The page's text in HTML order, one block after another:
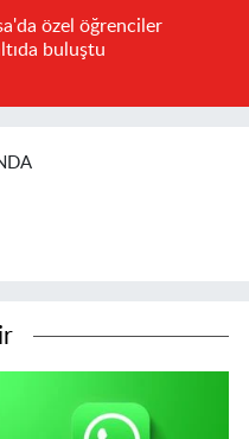
özel öğrenciler
buluştu